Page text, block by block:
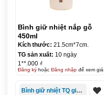
Bình giữ nhiệt nắp gỗ
450ml
Kích thước: 21.5cm*7cm.
TG sản xuất: 10 ngày
1**.000 ₫
Đăng kýhoặc Đăng nhậpđể xem giá
Bình giữ nhiệt TQ giá rẻ